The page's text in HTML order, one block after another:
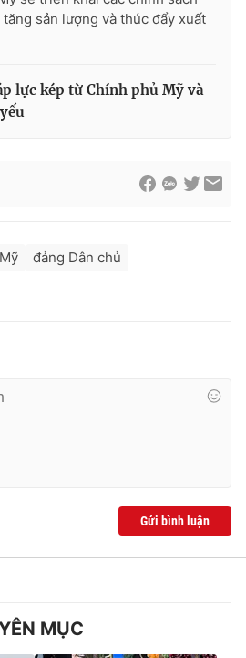
024.66 897 897
sản lượng và thúc đẩy xuất
lực kép từ Chính phủ Mỹ và
đảng Dân chủ
Gửi bình luận
MỤC